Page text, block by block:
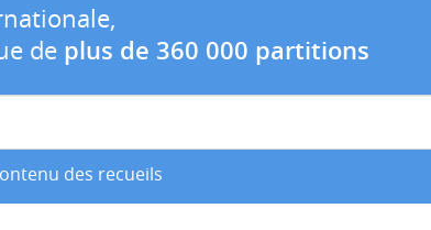
de plus de 360 000 partitions
des recueils